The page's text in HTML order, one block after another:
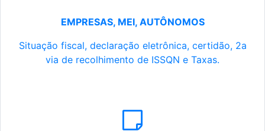
EMPRESAS, MEI, AUTÔNOMOS
Situação fiscal, declaração eletrônica, certidão, 2a
via de recolhimento de ISSQN e Taxas.